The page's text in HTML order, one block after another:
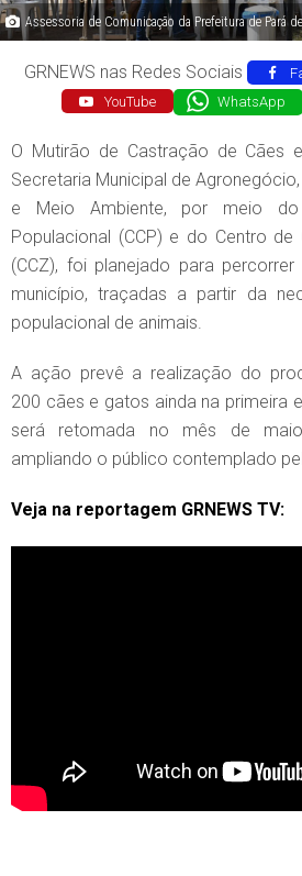
Assessoria de Comunicação da Prefeitura de Pará
GRNEWS nas Redes Sociais
YouTube
WhatsApp
O Mutirão de Castração de Cães
Secretaria Municipal de
e Meio Ambiente, por meio
Populacional (CCP) e do Centro
(CCZ), foi planejado para
município, traçadas a partir da
populacional de animais.
A ação prevê a realização do
200 cães e gatos ainda na primeira
será retomada no mês de
ampliando o público contemplado
Veja na reportagem GRNEWS TV: